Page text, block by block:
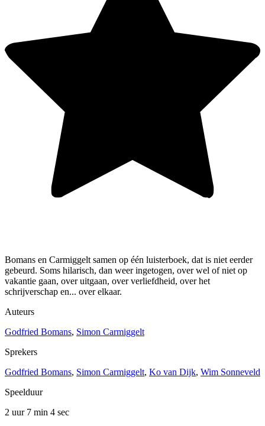
Bomans en Carmiggelt samen op één luisterboek, dat is niet eerder
gebeurd. Soms hilarisch, dan weer ingetogen, over wel of niet op
vakantie gaan, over uitgaan, over verliefdheid, over het
schrijverschap en... over elkaar.
Auteurs
Godfried Bomans, Simon Carmiggelt
Sprekers
Godfried Bomans, Simon Carmiggelt, Ko van Dijk, Wim Sonneveld
Speelduur
2 uur 7 min 4 sec